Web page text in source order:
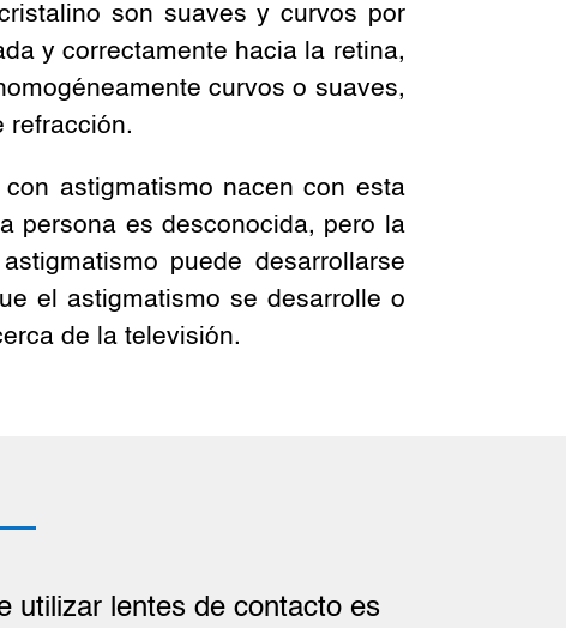
son suaves y curvos por
y correctamente hacia la retina,
curvos o suaves,
refracción.
astigmatismo nacen con esta
persona es desconocida, pero la
puede desarrollarse
el astigmatismo se desarrolle o
de la televisión.
utilizar lentes de contacto es